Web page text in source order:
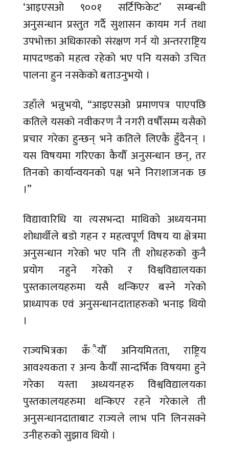
‘आइएसओ ९००१ सर्टिफिकेट’ सम्बन्धी
अनुसन्धान प्रस्तुत गर्दै सुशासन कायम गर्न तथा
उपभोक्ता अधिकारको संरक्षण गर्न यो अन्तरराष्ट्रिय
मापदण्डको महत्व रहेको भए पनि यसको उचित
पालना हुन नसकेको बताउनुभयो ।
उहाँले भन्नुभयो, “आइएसओ प्रमाणपत्र पाएपछि
कतिले यसको नवीकरण नै नगरी वर्षौंसम्म यसैको
प्रचार गरेका हुन्छन् भने कतिले लिएकै हुँदैनन् ।
यस विषयमा गरिएका कैयौँ अनुसन्धान छन्, तर
तिनको कार्यान्वयनको पक्ष भने निराशाजनक छ
।”
विद्यावारिधि या त्यसभन्दा माथिको अध्ययनमा
शोधार्थीले बडो गहन र महत्वपूर्ण विषय या क्षेत्रमा
अनुसन्धान गरेको भए पनि ती शोधहरुको कुनै
प्रयोग नहुने गरेको र विश्वविद्यालयका
पुस्तकालयहरुमा यसै थन्किएर बस्ने गरेको
प्राध्यापक एवं अनुसन्धानदाताहरुको भनाइ थियो
।
राज्यभित्रका कँैयौँ अनियमितता, राष्ट्रिय
आवश्यकता र अन्य कैयौँ सान्दर्भिक विषयमा हुने
गरेका यस्ता अध्ययनहरु विश्वविद्यालयका
पुस्तकालयहरुमा थन्किएर रहने गरेकाले ती
अनुसन्धानदाताबाट राज्यले लाभ पनि लिनसक्ने
उनीहरुको सुझाव थियो ।